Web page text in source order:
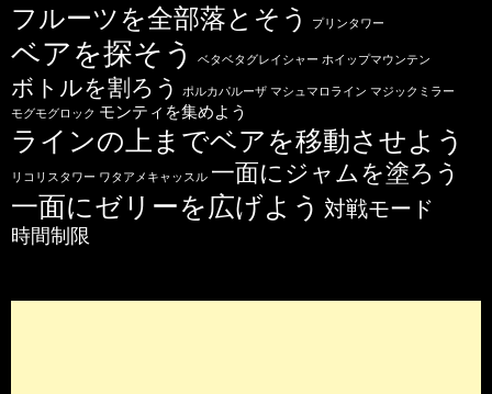
フルーツを全部落とそう プリンタワー
ベアを探そう ベタベタグレイシャー ホイップマウンテン
ボトルを割ろう ポルカパルーザ マシュマロライン マジックミラー
モグモグロック モンティを集めよう
ラインの上までベアを移動させよう
リコリスタワー ワタアメキャッスル 一面にジャムを塗ろう
一面にゼリーを広げよう 対戦モード
時間制限